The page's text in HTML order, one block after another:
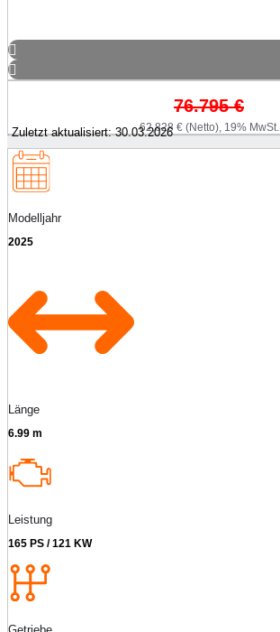
76.795€
62,828 € (Netto), 19% MwSt.
Zuletzt aktualisiert: 30.03.2026
Modelljahr
2025
Länge
6.99 m
Leistung
165 PS / 121 KW